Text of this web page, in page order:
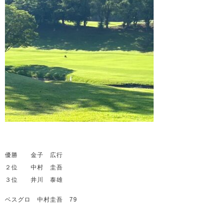
優勝 金子 広行
２位 中村 圭吾
３位 井川 泰雄
ベスグロ 中村圭吾 79